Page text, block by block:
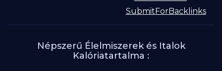
Népszerű Élelmiszerek és Italok
Kalóriatartalma :